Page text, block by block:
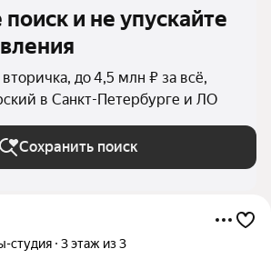
и не упускайте
до 4,5 млн ₽ за всё,
в Санкт-Петербурге и ЛО
Сохранить поиск
студия 3 этаж из 3